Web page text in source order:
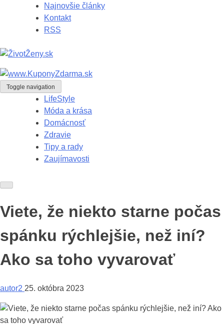
Najnovšie články
Kontakt
RSS
Toggle navigation
LifeStyle
Móda a krása
Domácnosť
Zdravie
Tipy a rady
Zaujímavosti
Viete, že niekto starne počas
spánku rýchlejšie, než iní?
Ako sa toho vyvarovať
autor2 25. októbra 2023